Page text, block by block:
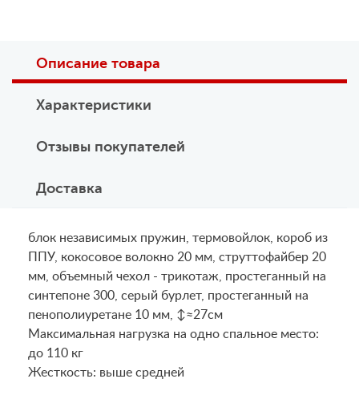
Описание товара
Характеристики
Отзывы покупателей
Доставка
блок независимых пружин, термовойлок, короб из
ППУ, кокосовое волокно 20 мм, струттофайбер 20
мм, объемный чехол - трикотаж, простеганный на
синтепоне 300, серый бурлет, простеганный на
пенополиуретане 10 мм, ↕≈27см
Maксимальная нагрузка на одно спальное место:
до 110 кг
Жесткость: выше средней